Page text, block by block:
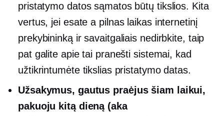
pristatymo datos sąmatos būtų tikslios. Kita
vertus, jei esate a pilnas laikasinternetinį
prekybininką ir savaitgaliais nedirbkite, taip
pat galite apie tai pranešti sistemai, kad
užtikrintumėte tikslias pristatymo datas.
Užsakymus, gautus praėjus šiam laikui,
pakuoju kitą dieną (aka